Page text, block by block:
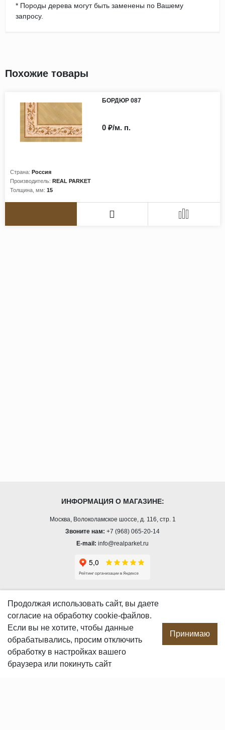
* Породы дерева могут быть заменены по Вашему
запросу.
Похожие товары
БОРДЮР 087
Страна: Россия
Производитель: REAL PARKET
Толщина, мм: 15
0 ₽/м. п.
ИНФОРМАЦИЯ О МАГАЗИНЕ:
Москва, Волоколамское шоссе, д. 116, стр. 1
Звоните нам: +7 (968) 065-20-14
E-mail: info@realparket.ru
О компании
Производство
Сотрудничество
Сертификаты продукции
Вакансии
Продолжая использовать сайт, вы даете
согласие на обработку cookie-файлов.
Если вы не хотите, чтобы данные
обрабатывались, просим отключить
обработку в настройках вашего
браузера или покинуть сайт
Принимаю